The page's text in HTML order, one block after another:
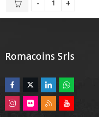
de
Romacoins Srls